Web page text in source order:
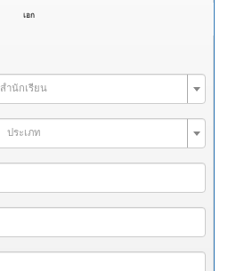
เอก
สำนักเรียน
ประเภท